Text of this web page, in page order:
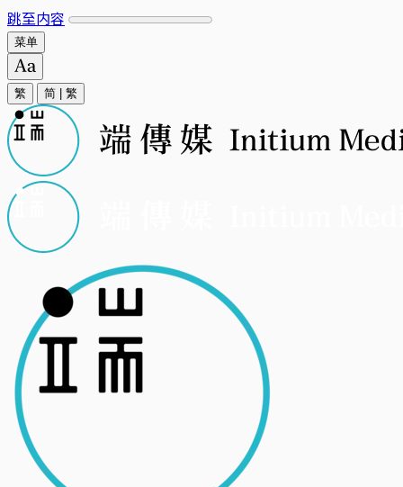
跳至内容
菜单
繁 简 繁